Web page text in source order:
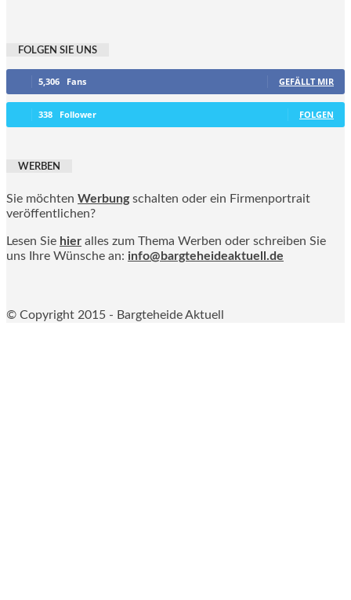
FOLGEN SIE UNS
5,306 Fans GEFÄLLT MIR
338 Follower FOLGEN
WERBEN
Sie möchten Werbung schalten oder ein Firmenportrait
veröffentlichen?
Lesen Sie hier alles zum Thema Werben oder schreiben Sie
uns Ihre Wünsche an: info@bargteheideaktuell.de
© Copyright 2015 - Bargteheide Aktuell